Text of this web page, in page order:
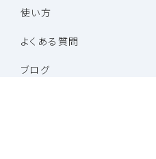
使い方
よくある質問
ブログ